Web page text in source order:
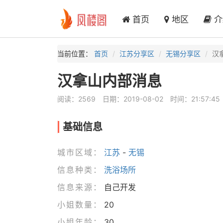
首页 地区 介
当前位置： 首页 江苏分享区 无锡分享区 汉
汉拿山内部消息
阅读：2569 日期：2019-08-02 时间：21:57:45
基础信息
城市区域： 江苏 - 无锡
信息种类：
洗浴场所
信息来源：
自己开发
小姐数量：
20